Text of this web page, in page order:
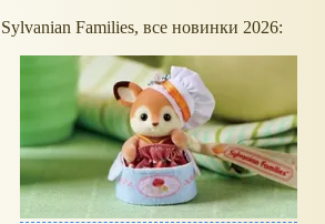
Sylvanian Families, все новинки 2026: